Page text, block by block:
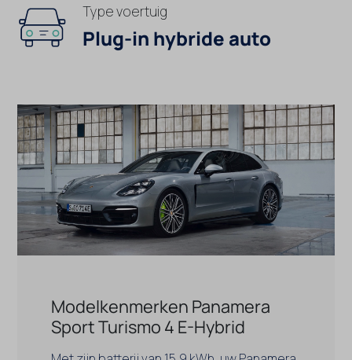
Type voertuig
Plug-in hybride auto
Modelkenmerken Panamera
Sport Turismo 4 E-Hybrid